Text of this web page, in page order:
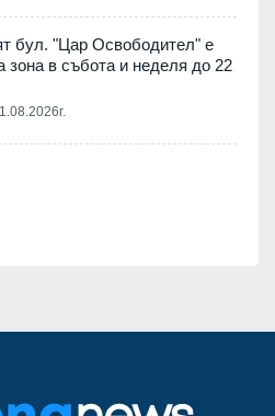
бул. "Цар Освободител" е
зона в събота и неделя до 22